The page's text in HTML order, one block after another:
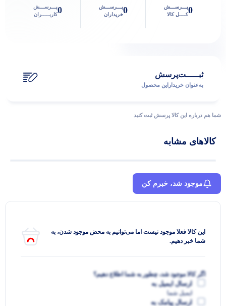
0پـــرســـش
کــــل کالا
0پـــرســـش
خریداران
0پـــرســـش
کاربـــــران
ثبـــــت‌پرسش
به‌عنوان ‌خریدار‌این‌ محصول
شما هم درباره این کالا پرسش ثبت کنید
کالاهای مشابه
موجود شد، خبرم کن
این کالا فعلا موجود نیست اما می‌توانیم به محض موجود شدن، به
شما خبر دهیم.
اگر کالا موجود شد، چطور به شما اطلاع دهیم؟
ارسال ایمیل به
ایمیل شما
ارسال پیامک به